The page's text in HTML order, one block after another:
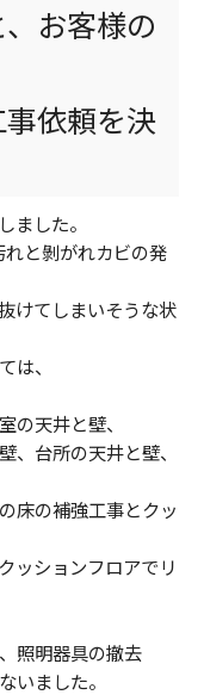
お客様の
を決
ました。
と剝がれカビの発
けてしまいそうな状
は、
天井と壁、
台所の天井と壁、
の補強工事とクッ
ションフロアでリ
照明器具の撤去
ました。